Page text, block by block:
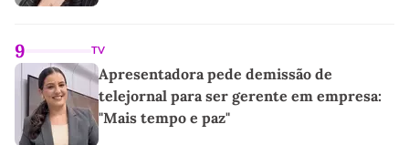
9 TV
Apresentadora pede demissão de
telejornal para ser gerente em empresa:
"Mais tempo e paz"